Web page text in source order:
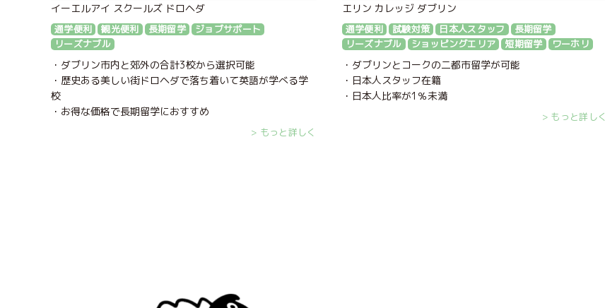
イーエルアイ スクールズ ドロヘダ
通学便利 観光便利 長期留学
ジョブサポート
リーズナブル
・ダブリン市内と郊外の合計3校から選択可能
・歴史ある美しい街ドロヘダで落ち着いて英語が学べる学
校
・お得な価格で長期留学におすすめ
> もっと詳しく
エリン カレッジ ダブリン
通学便利 試験対策 日本人スタッフ
長期留学
リーズナブル
ショッピングエリア 短期留学 ワーホリ
・ダブリンとコークの二都市留学が可能
・日本人スタッフ在籍
・日本人比率が1％未満
> もっと詳しく